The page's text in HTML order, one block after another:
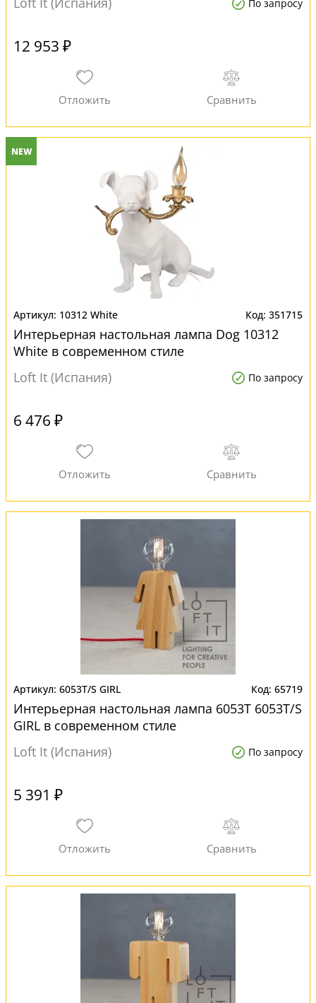
По запросу
12 953 ₽
NEW
10312 White 351715
Интерьерная настольная лампа Dog 10312
White в современном стиле
Loft It (Испания)
По запросу
6 476 ₽
6053T/S GIRL 65719
Интерьерная настольная лампа 6053T 6053T/S
GIRL в современном стиле
Loft It (Испания)
По запросу
5 391 ₽